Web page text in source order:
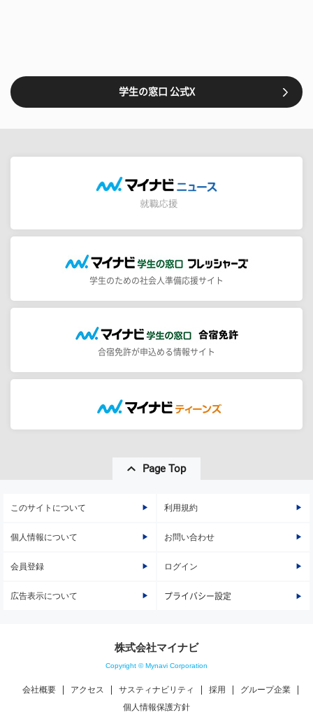
学生の窓口 公式X
学生のための社会人準備応援サイト
合宿免許が申込める情報サイト
Page Top
このサイトについて 利用規約
個人情報について お問い合わせ
会員登録 ログイン
広告表示について プライバシー設定
株式会社マイナビ
Copyright © Mynavi Corporation
会社概要 アクセス サスティナビリティ 採用
グループ企業
個人情報保護方針